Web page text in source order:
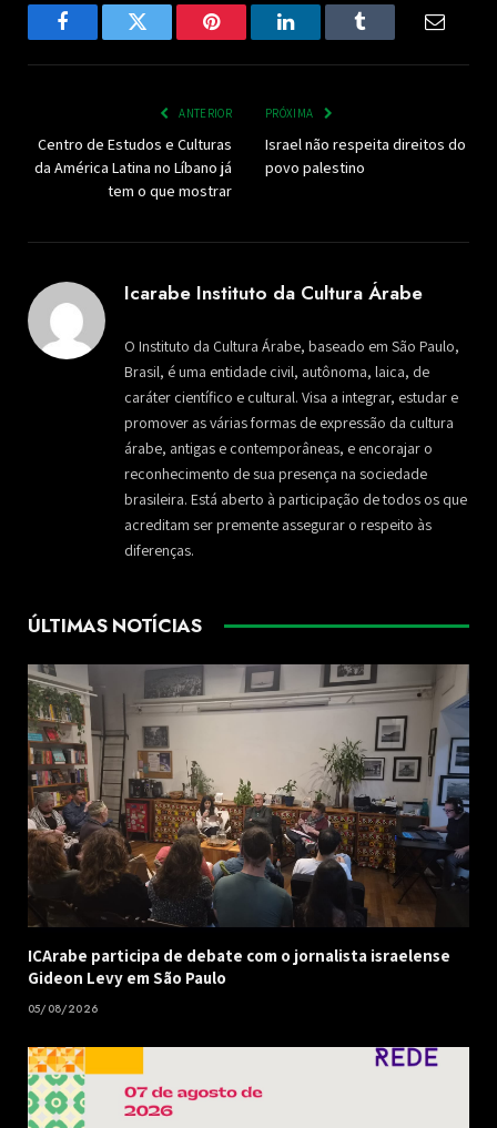
FacebookTwitter Pinterest LinkedInTumblr Email
ANTERIOR
Centro de Estudos e Culturas
da América Latina no Líbano já
tem o que mostrar
PRÓXIMA
Israel não respeita direitos do
povo palestino
Icarabe Instituto da Cultura Árabe
O Instituto da Cultura Árabe, baseado em São Paulo,
Brasil, é uma entidade civil, autônoma, laica, de
caráter científico e cultural. Visa a integrar, estudar e
promover as várias formas de expressão da cultura
árabe, antigas e contemporâneas, e encorajar o
reconhecimento de sua presença na sociedade
brasileira. Está aberto à participação de todos os que
acreditam ser premente assegurar o respeito às
diferenças.
ÚLTIMAS NOTÍCIAS
ICArabe participa de debate com o jornalista israelense
Gideon Levy em São Paulo
05/08/2026